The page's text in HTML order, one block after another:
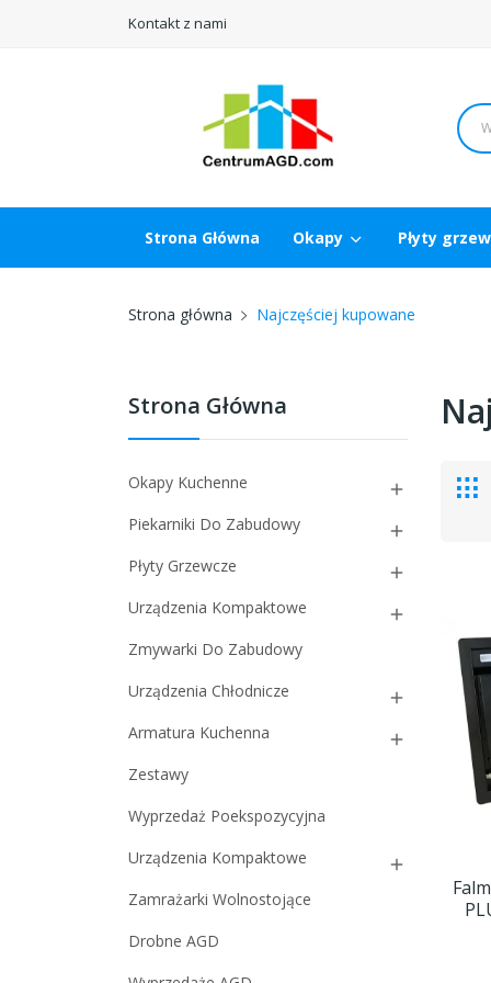
Kontakt z nami
Strona Główna Okapy Płyty
Strona główna Najczęściej kupowane
Strona Główna
Okapy Kuchenne 
Piekarniki Do Zabudowy 
Płyty Grzewcze 
Urządzenia Kompaktowe 
Zmywarki Do Zabudowy
Urządzenia Chłodnicze

Armatura Kuchenna 
Zestawy
Wyprzedaż Poekspozycyjna
Urządzenia Kompaktowe

Zamrażarki Wolnostojące
Drobne AGD